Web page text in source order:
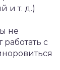
и т. д.)
не
с